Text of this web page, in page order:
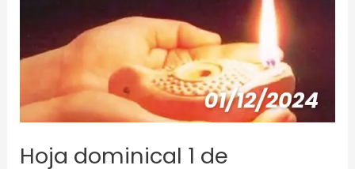
Hoja dominical 1 de
diciembre